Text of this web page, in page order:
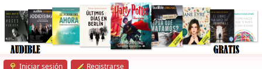
Iniciar sesión Registrarse